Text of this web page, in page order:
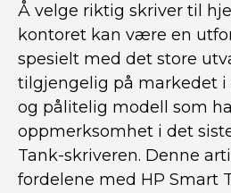
Å velge riktig skriver til
kontoret kan være en
spesielt med det store
tilgjengelig på markedet
og pålitelig modell som
oppmerksomhet i det
Tank-skriveren. Denne
fordelene med HP Smart